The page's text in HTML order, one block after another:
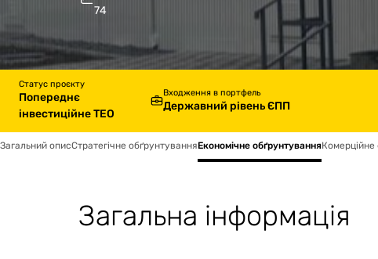
74
Статус проєкту
Попереднє
інвестиційне ТЕО
Входження в портфель
Державний рівень ЄПП
Загальний описСтратегічне обґрунтуванняЕкономічне обґрунтуванняКомерційне
Загальна інформація